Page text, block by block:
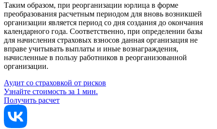
Таким образом, при реорганизации юрлица в форме
преобразования расчетным периодом для вновь возникшей
организации является период со дня создания до окончания
календарного года. Соответственно, при определении базы
для начисления страховых взносов данная организация не
вправе учитывать выплаты и иные вознаграждения,
начисленные в пользу работников в реорганизованной
организации.
Аудит со страховкой от рисков
Узнайте стоимость за 1 мин.
Получить расчет